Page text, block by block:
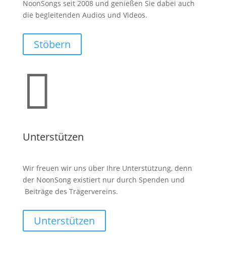
NoonSongs seit 2008 und genießen Sie dabei auch
die begleitenden Audios und Videos.
Stöbern

Unterstützen
Wir freuen wir uns über Ihre Unterstützung, denn
der NoonSong existiert nur durch Spenden und
Beiträge des Trägervereins.
Unterstützen